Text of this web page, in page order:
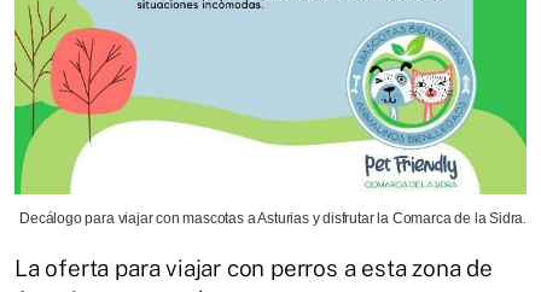
Decálogo para viajar con mascotas a Asturias y disfrutar la Comarca de la Sidra.
La oferta para viajar con perros a esta zona de